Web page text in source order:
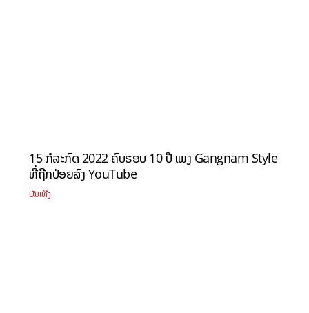
15 ກໍລະກົດ 2022 ຄົບຮອບ 10 ປີ ເພງ Gangnam Style
ທີ່ຖືກປ່ອຍລົງ YouTube
ບັນເທີງ